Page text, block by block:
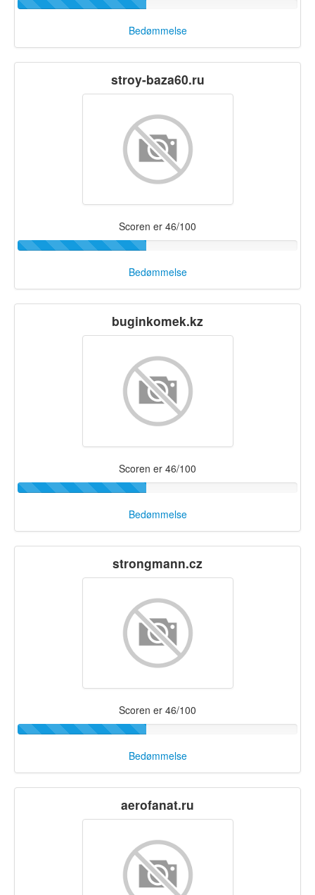
Bedømmelse
stroy-baza60.ru
Scoren er 46/100
Bedømmelse
buginkomek.kz
Scoren er 46/100
Bedømmelse
strongmann.cz
Scoren er 46/100
Bedømmelse
aerofanat.ru